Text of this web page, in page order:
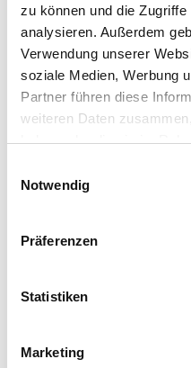
zu können und die
analysieren. Außerdem
Verwendung unserer
soziale Medien, Werbung
Partner führen diese
weiteren Daten
haben oder die sie im
Notwendig
Präferenzen
Statistiken
Marketing
Länge in centimeter
Breite in centimeter